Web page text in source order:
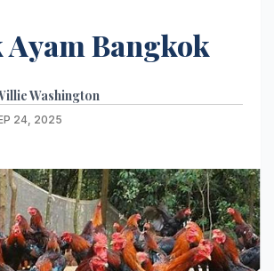
Bangkok
Washington
24, 2025